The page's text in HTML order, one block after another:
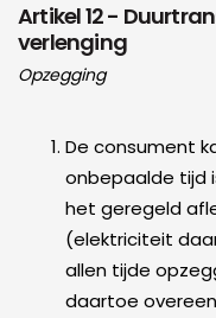
Artikel 12 -
verlenging
Opzegging
De consument
onbepaalde tijd
het geregeld
(elektriciteit
allen tijde
daartoe